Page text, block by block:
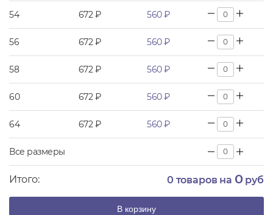
54 672 ₽ 560 ₽
56 672 ₽ 560 ₽
58 672 ₽ 560 ₽
60 672 ₽ 560 ₽
64 672 ₽ 560 ₽
Все размеры
Итого: 0 товаров на 0руб
В корзину